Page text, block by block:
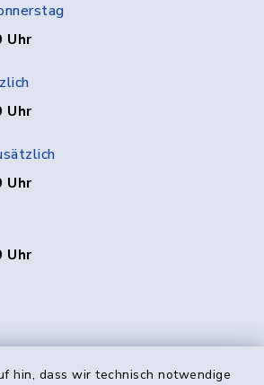
hin, dass wir technisch notwendige
Uhr
Uhr
Uhr
Uhr